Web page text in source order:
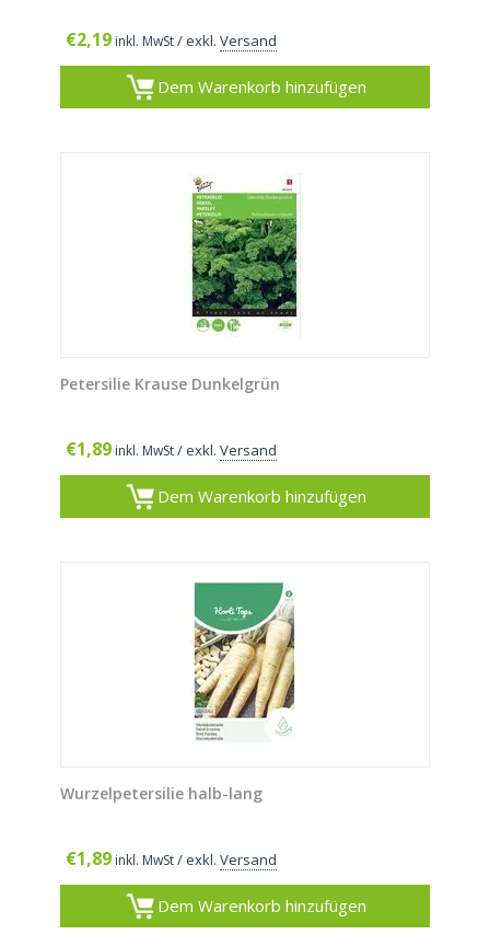
€2,19 inkl. MwSt/ exkl. Versand
Dem Warenkorb hinzufügen
Petersilie Krause Dunkelgrün
€1,89 inkl. MwSt/ exkl. Versand
Dem Warenkorb hinzufügen
Wurzelpetersilie halb-lang
€1,89 inkl. MwSt/ exkl. Versand
Dem Warenkorb hinzufügen